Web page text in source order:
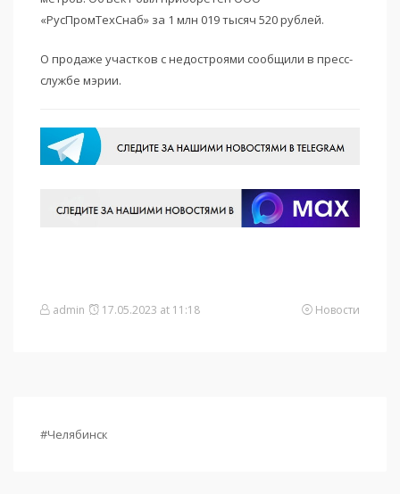
«РусПромТехСнаб» за 1 млн 019 тысяч 520 рублей.
О продаже участков с недостроями сообщили в пресс-
службе мэрии.
admin 17.05.2023 at 11:18 Новости
#Челябинск